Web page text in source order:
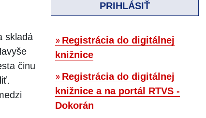
skladá
činu
PRIHLÁSIŤ
Registrácia do digitálnej
knižnice
Registrácia do digitálnej
knižnice a na portál RTVS -
Dokorán